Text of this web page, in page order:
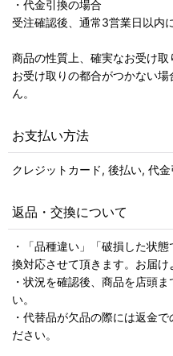
・代金引換の場合
受注確認後、通常3営業日以内
商品の性質上、確実なお受け取
お受け取りの都合がつかない
ん。
お支払い方法
クレジットカード, 後払い, 代
返品・交換について
・「品種違い」「破損した状
換対応させて頂きます。お届け
・状況を確認後、商品を店頭
い。
・代替品が欠品の際には返金
ださい。